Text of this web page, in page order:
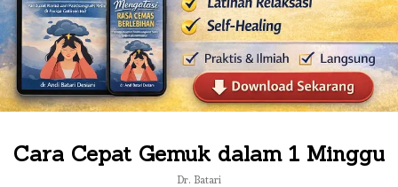
Cara Cepat Gemuk dalam 1 Minggu
Dr. Batari